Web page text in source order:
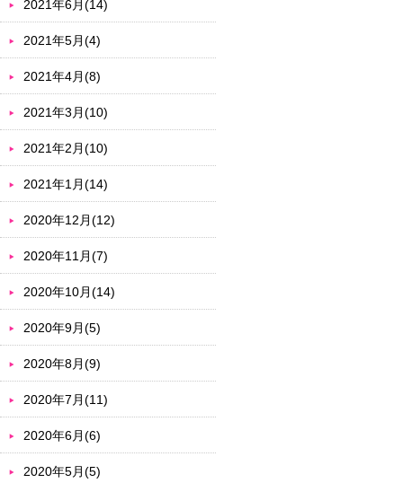
2021年6月(14)
2021年5月(4)
2021年4月(8)
2021年3月(10)
2021年2月(10)
2021年1月(14)
2020年12月(12)
2020年11月(7)
2020年10月(14)
2020年9月(5)
2020年8月(9)
2020年7月(11)
2020年6月(6)
2020年5月(5)